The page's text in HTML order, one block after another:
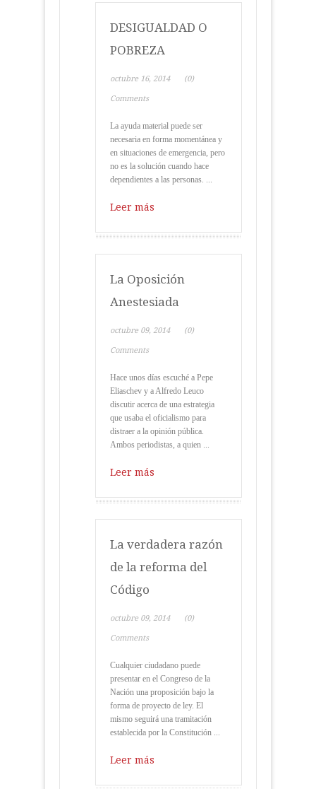
DESIGUALDAD O
POBREZA
octubre 16, 2014 (0)
Comments
La ayuda material puede ser
necesaria en forma momentánea y
en situaciones de emergencia, pero
no es la solución cuando hace
dependientes a las personas. ...
Leer más
La Oposición
Anestesiada
octubre 09, 2014 (0)
Comments
Hace unos días escuché a Pepe
Eliaschev y a Alfredo Leuco
discutir acerca de una estrategia
que usaba el oficialismo para
distraer a la opinión pública.
Ambos periodistas, a quien ...
Leer más
La verdadera razón
de la reforma del
Código
octubre 09, 2014 (0)
Comments
Cualquier ciudadano puede
presentar en el Congreso de la
Nación una proposición bajo la
forma de proyecto de ley. El
mismo seguirá una tramitación
establecida por la Constitución ...
Leer más